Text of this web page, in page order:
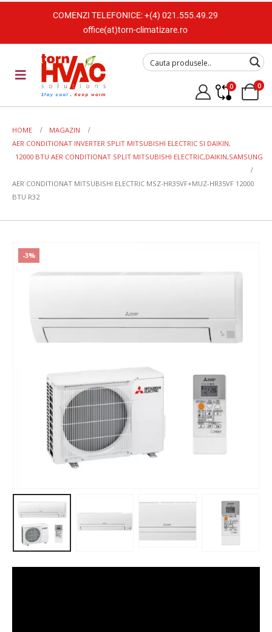
COMENZI TELEFONICE:+(4) 021.555.49.29
office(at)torn-climatizare.ro
0 0
HOME
MAGAZIN
AER CONDITIONAT INVERTER SPLIT MITSUBISHI ELECTRIC SI DAIKIN,
12000 BTU AER CONDITIONAT SPLIT MITSUBISHI ELECTRIC,DAIKIN,SAMSUNG
AER CONDITIONAT MITSUBISHI ELECTRIC MSZ-HR35VF+MUZ-HR35VF 12000
BTU R32
-3%